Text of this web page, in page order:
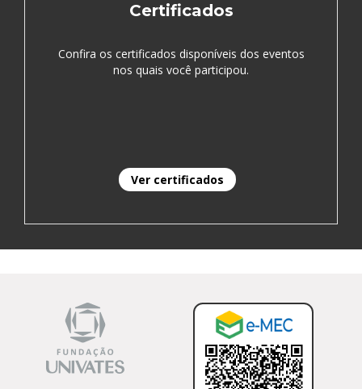
Certificados
Confira os certificados disponíveis dos eventos
nos quais você participou.
Ver certificados